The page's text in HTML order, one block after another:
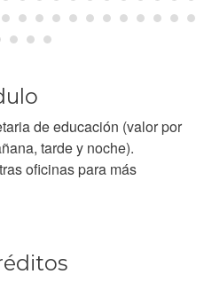
de educación (valor por
tarde y noche).
oficinas para más